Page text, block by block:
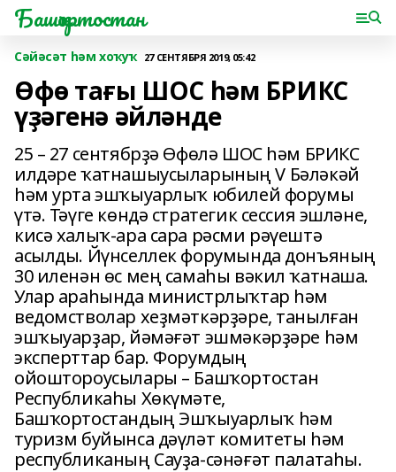
Башҡортостан
Сәйәсәт һәм хоҡуҡ 27 СЕНТЯБРЯ 2019, 05:42
Өфө тағы ШОС һәм БРИКС
үҙәгенә әйләнде
25 – 27 сентябрҙә Өфөлә ШОС һәм БРИКС
илдәре ҡатнашыусыларының V Бәләкәй
һәм урта эшҡыуарлыҡ юбилей форумы
үтә. Тәүге көндә стратегик сессия эшләне,
кисә халыҡ-ара сара рәсми рәүештә
асылды. Йүнселлек форумында донъяның
30 иленән өс мең самаһы вәкил ҡатнаша.
Улар араһында министрлыҡтар һәм
ведомстволар хеҙмәткәрҙәре, танылған
эшҡыуарҙар, йәмәғәт эшмәкәрҙәре һәм
эксперттар бар. Форумдың
ойоштороусылары – Башҡортостан
Республикаһы Хөкүмәте,
Башҡортостандың Эшҡыуарлыҡ һәм
туризм буйынса дәүләт комитеты һәм
республиканың Сауҙа-сәнәғәт палатаһы.